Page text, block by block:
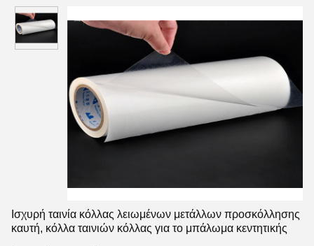
καυτή, κόλλα ταινιών κόλλας για το μπάλωμα κεντητικής
Ισχυρή ταινία κόλλας λειωμένων μετάλλων προσκόλλησης
καυτή, κόλλα ταινιών κόλλας για το μπάλωμα κεντητικής